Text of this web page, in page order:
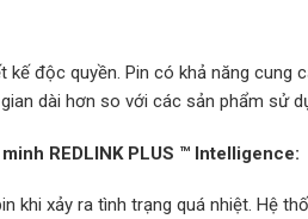
độc quyền. Pin có khả năng cung
dài hơn so với các sản phẩm sử
REDLINK PLUS ™ Intelligence:
khi xảy ra tình trạng quá nhiệt. Hệ